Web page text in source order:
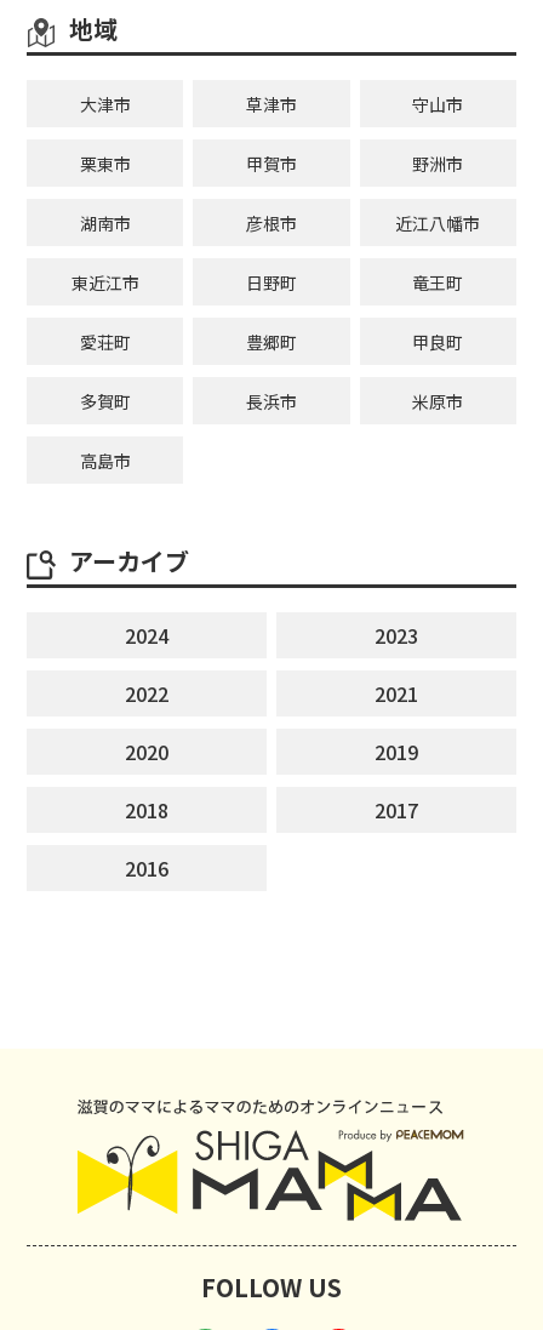
地域
大津市 草津市 守山市
栗東市 甲賀市 野洲市
湖南市 彦根市 近江八幡市
東近江市 日野町 竜王町
愛荘町 豊郷町 甲良町
多賀町 長浜市 米原市
高島市
アーカイブ
2024
2023
2022
2021
2020
2019
2018
2017
2016
FOLLOW US